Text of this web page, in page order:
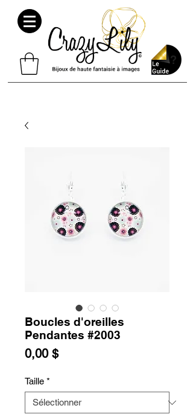
Boucles d'oreilles
Pendantes #2003
0,00 $Prix
Taille *